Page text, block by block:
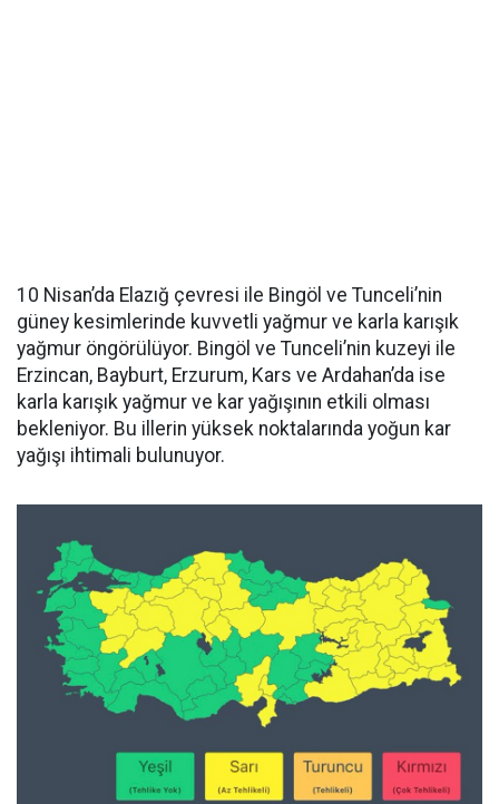
10 Nisan’da Elazığ çevresi ile Bingöl ve Tunceli’nin
güney kesimlerinde kuvvetli yağmur ve karla karışık
yağmur öngörülüyor. Bingöl ve Tunceli’nin kuzeyi ile
Erzincan, Bayburt, Erzurum, Kars ve Ardahan’da ise
karla karışık yağmur ve kar yağışının etkili olması
bekleniyor. Bu illerin yüksek noktalarında yoğun kar
yağışı ihtimali bulunuyor.